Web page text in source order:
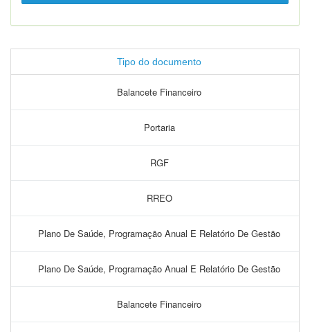
Tipo do documento
Balancete Financeiro
Portaria
RGF
RREO
Plano De Saúde, Programação Anual E Relatório De Gestão
Plano De Saúde, Programação Anual E Relatório De Gestão
Balancete Financeiro